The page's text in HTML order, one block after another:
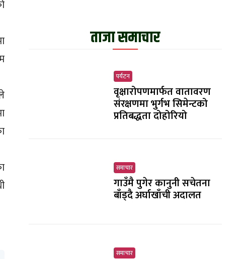
ताजा समाचार
पर्यटन
वृक्षारोपणमार्फत वातावरण
संरक्षणमा भुर्गभ सिमेन्टको
प्रतिबद्धता दोहोरियो
समाचार
गाउँमै पुगेर कानुनी सचेतना
बाँड्दै अर्घाखाँची अदालत
समाचार